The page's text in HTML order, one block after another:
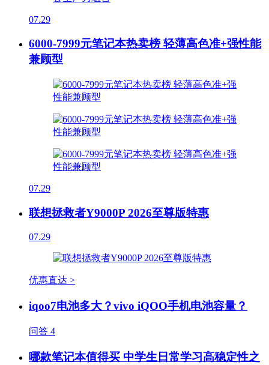
07.29
6000-7999元笔记本热卖榜 轻薄高色准+强性能
兼顾型
07.29
联想拯救者Y9000P 2026至尊版特惠
07.29
优惠直达 >
iqoo7电池多大？vivo iQOO手机电池容量？
问答 4
哪款笔记本值得买 中学生日常学习高稳定性之